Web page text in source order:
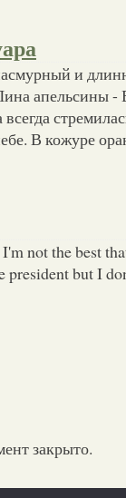
и
апельсины -
В кожуре
not the best
president but I
закрыто.